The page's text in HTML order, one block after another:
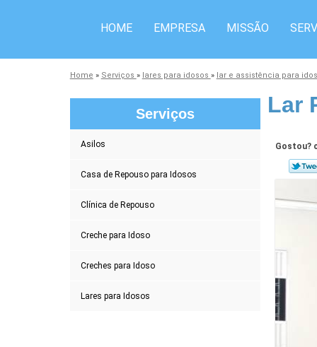
HOME EMPRESA MISSÃO
Home » Serviços » lares para idosos » lar e assistência para
Serviços
Asilos
Casa de Repouso para Idosos
Clínica de Repouso
Creche para Idoso
Creches para Idoso
Lares para Idosos
Lar
Gostou?